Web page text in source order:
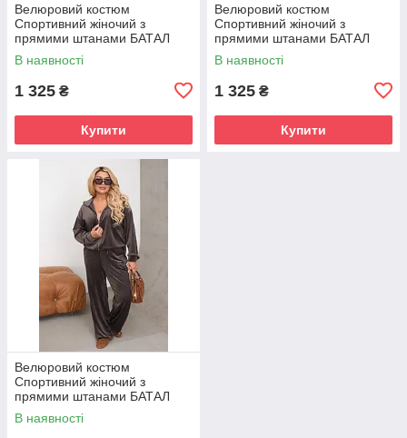
Велюровий костюм
Спортивний жіночий з
прямими штанами БАТАЛ
БЕЖЕВИЙ р.48-58 BARVY
086
В наявності
1 325 ₴
Купити
Велюровий костюм
Спортивний жіночий з
прямими штанами БАТАЛ
РОЖЕВИЙ р.48-58 BARVY
086
В наявності
1 325 ₴
Купити
Велюровий костюм
Спортивний жіночий з
прямими штанами БАТАЛ
ШОКОЛАД р.48-58 BARVY
086
В наявності